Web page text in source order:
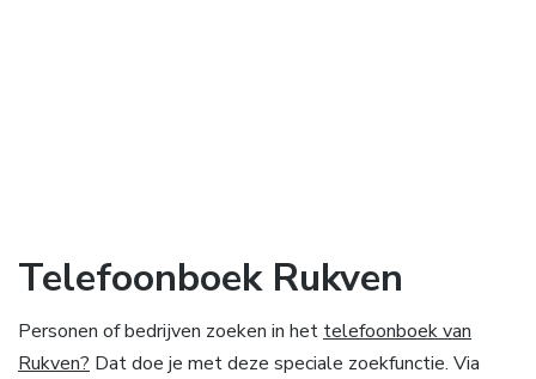
Telefoonboek Rukven
Personen of bedrijven zoeken in het telefoonboek van
Rukven? Dat doe je met deze speciale zoekfunctie. Via